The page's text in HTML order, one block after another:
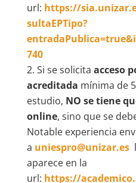
url: https://
sultaEPTipo?
740
Si se solicita acceso
acreditada mínima de
estudio, NO se tiene
online, sino que se
Notable experiencia
a uniespro@unizar.es
aparece en la
url: https://